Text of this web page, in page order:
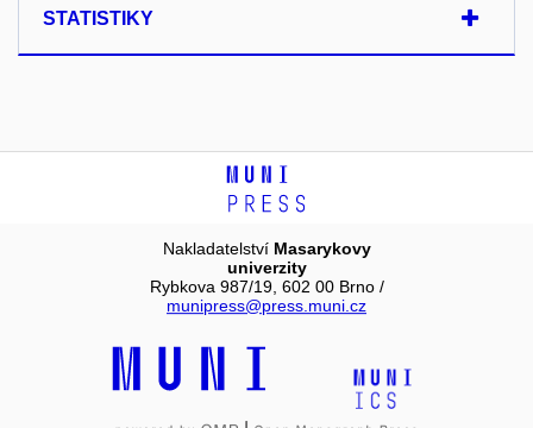
STATISTIKY
Nakladatelství Masarykovy
univerzity
Rybkova 987/19, 602 00 Brno /
munipress@press.muni.cz